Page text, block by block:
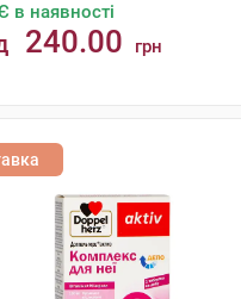
в наявності
240.00 грн